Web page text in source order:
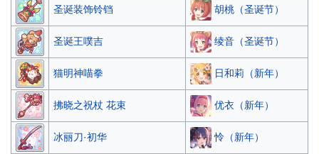
圣诞装饰铃铛 胡桃（圣诞节）
圣诞王噗吉 绫音（圣诞节）
猫明神喵拳 日和莉（新年）
拂晓之祝杖 花束 优衣（新年）
冰丽刀·初华 怜（新年）